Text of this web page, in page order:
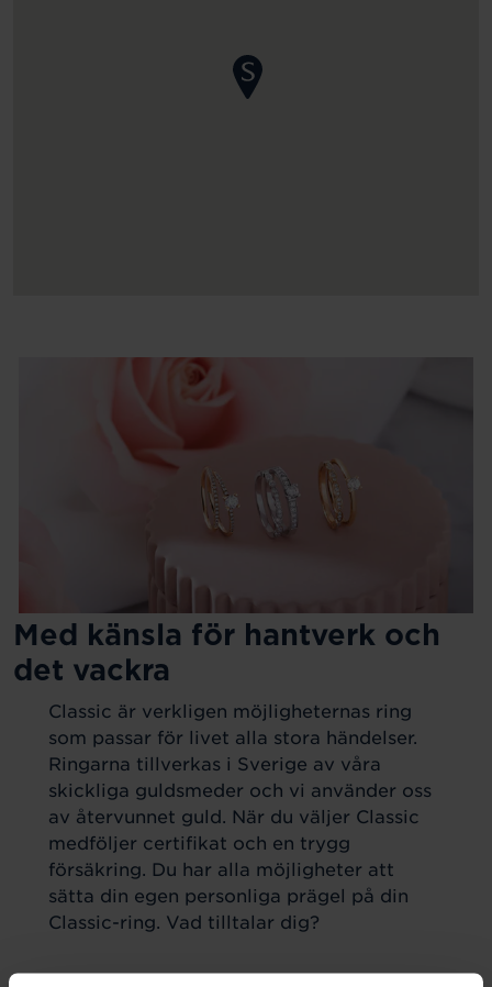
Med känsla för hantverk och
det vackra
Classic är verkligen möjligheternas ring
som passar för livet alla stora händelser.
Ringarna tillverkas i Sverige av våra
skickliga guldsmeder och vi använder oss
av återvunnet guld. När du väljer Classic
medföljer certifikat och en trygg
försäkring. Du har alla möjligheter att
sätta din egen personliga prägel på din
Classic-ring. Vad tilltalar dig?